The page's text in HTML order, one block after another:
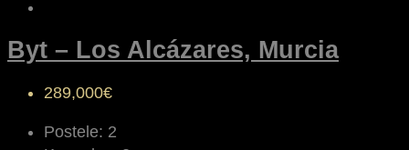
Byt – Los Alcázares, Murcia
289,000€
Postele: 2